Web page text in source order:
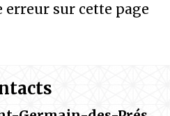
erreur sur cette page